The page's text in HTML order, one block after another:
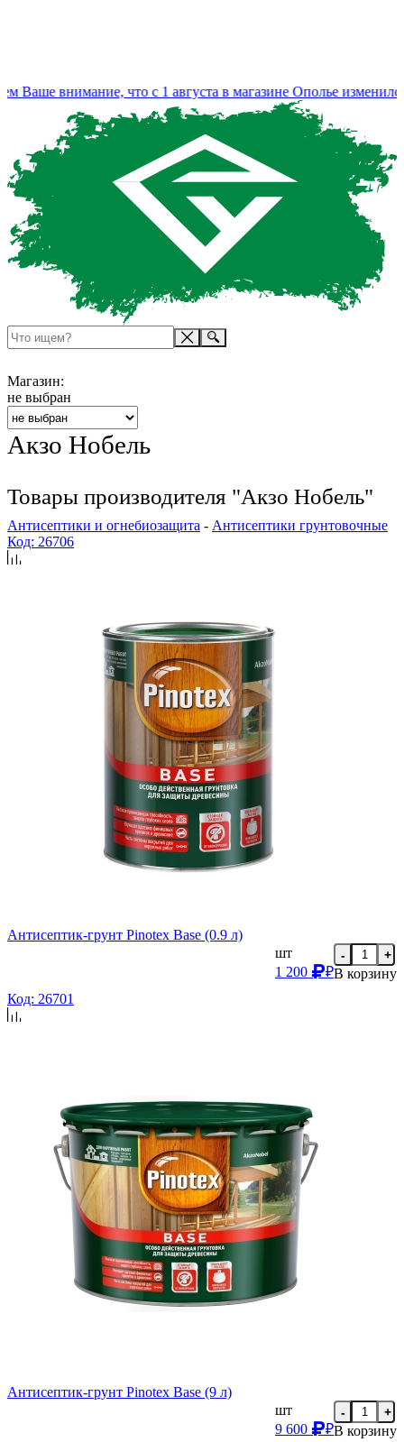
внимание, что с 1 августа в магазине Ополье изменился
Магазин:
не выбран
Акзо Нобель
Товары производителя "Акзо Нобель"
Антисептики и огнебиозащита - Антисептики грунтовочные
Код: 26706
Антисептик-грунт Pinotex Base (0.9 л)
шт
1 200
₽
- +
В корзину
Код: 26701
Антисептик-грунт Pinotex Base (9 л)
шт
9 600
₽
- +
В корзину